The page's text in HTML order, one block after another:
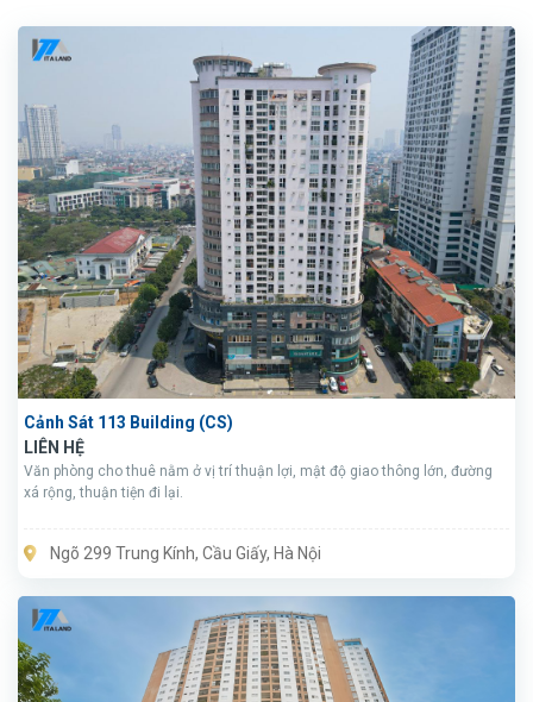
Cảnh Sát 113 Building (CS)
LIÊN HỆ
Văn phòng cho thuê nằm ở vị trí thuận lợi, mật độ giao thông lớn, đường
xá rộng, thuận tiện đi lại.
Ngõ 299 Trung Kính, Cầu Giấy, Hà Nội